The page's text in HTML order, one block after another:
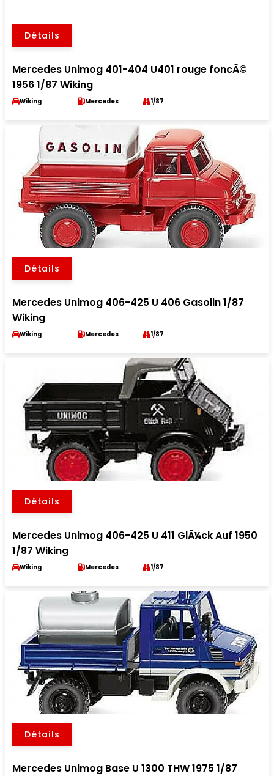
Détails
Mercedes Unimog 401-404 U401 rouge foncÃ©
1956 1/87 Wiking
Wiking Mercedes 1/87
Détails
Mercedes Unimog 406-425 U 406 Gasolin 1/87
Wiking
Wiking Mercedes 1/87
Détails
Mercedes Unimog 406-425 U 411 GlÃ¼ck Auf 1950
1/87 Wiking
Wiking Mercedes 1/87
Détails
Mercedes Unimog Base U 1300 THW 1975 1/87